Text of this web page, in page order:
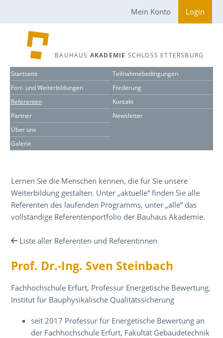
Mein Konto Login
BAUHAUS AKADEMIE SCHLOSS ETTERSBURG
Startseite
Fort- und Weiterbildungen
Referenten
Partner
Über uns
Galerie
Teilnahmebedingungen
Förderung
Kontakt
Newsletter
Lernen Sie die Menschen kennen, die für Sie unsere
Weiterbildung gestalten. Unter „aktuelle“ finden Sie alle
Referenten des laufenden Programms, unter „alle“ das
vollständige Referentenportfolio der Bauhaus Akademie.
Liste aller Referenten und Referentinnen
Prof. Dr.-Ing. Sven Steinbach
Fachhochschule Erfurt, Professur Energetische Bewertung,
Institut für Bauphysikalische Qualitätssicherung
seit 2017 Professur für Energetische Bewertung an
der Fachhochschule Erfurt, Fakultät Gebäudetechnik